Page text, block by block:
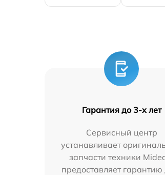
Гарантия до 3-х лет
Сервисный центр
устанавливает
запчасти техники
предоставляет гарантию